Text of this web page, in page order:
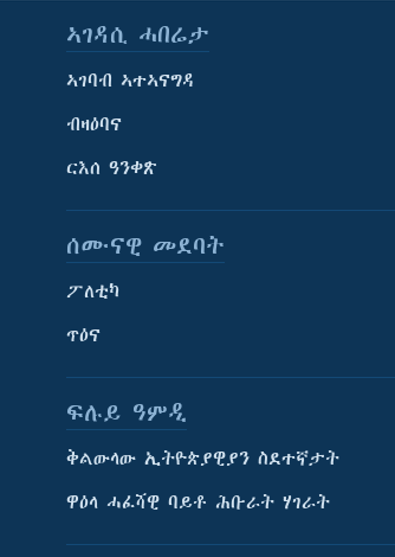
ትምህርቲ እንግሊዝኛ
ማሕበራዊ ገጻትና
ኣገዳሲ ሓበሬታ
ኣገባብ ኣተኣናግዳ
ብዛዕባና
ርእሰ ዓንቀጽ
ሰሙናዊ መደባት
ፖለቲካ
ጥዕና
ፍሉይ ዓምዲ
ቅልውላው ኢትዮጵያዊያን ስደተኛታት
ዋዕላ ሓፈሻዊ ባይቶ ሕቡራት ሃገራት